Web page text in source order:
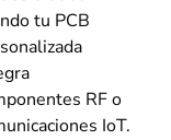
tu PCB
RF o
IoT.